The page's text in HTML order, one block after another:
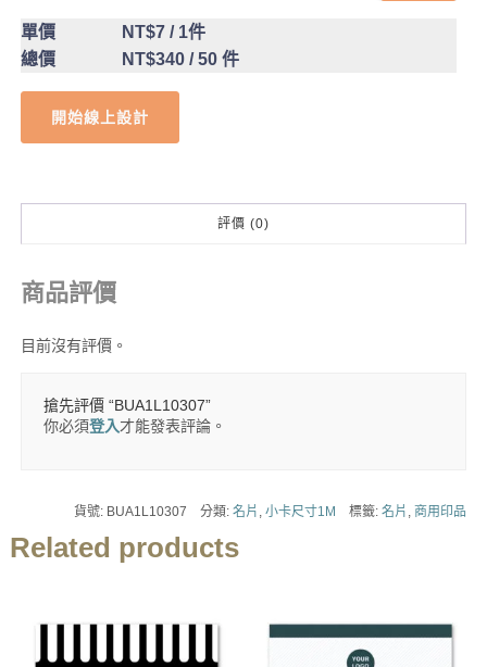
單價 NT$7/ 1件
總價
NT$340/ 50 件
開始線上設計
評價 (0)
商品評價
目前沒有評價。
搶先評價 “BUA1L10307”
你必須登入才能發表評論。
貨號: BUA1L10307 分類:名片 ,小卡尺寸1M 標籤:名片 ,商用印品
Related products